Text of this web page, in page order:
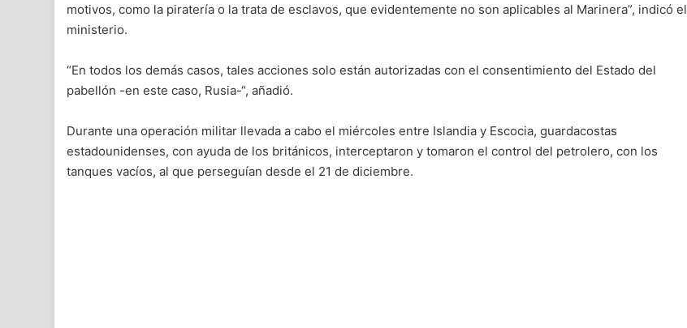
motivos, como la piratería o la trata de esclavos, que evidentemente no son aplicables al Marinera”, indicó el
ministerio.
“En todos los demás casos, tales acciones solo están autorizadas con el consentimiento del Estado del
pabellón -en este caso, Rusia-“, añadió.
Durante una operación militar llevada a cabo el miércoles entre Islandia y Escocia, guardacostas
estadounidenses, con ayuda de los británicos, interceptaron y tomaron el control del petrolero, con los
tanques vacíos, al que perseguían desde el 21 de diciembre.